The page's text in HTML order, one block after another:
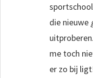
die nieuwe
me toch
er zo bij